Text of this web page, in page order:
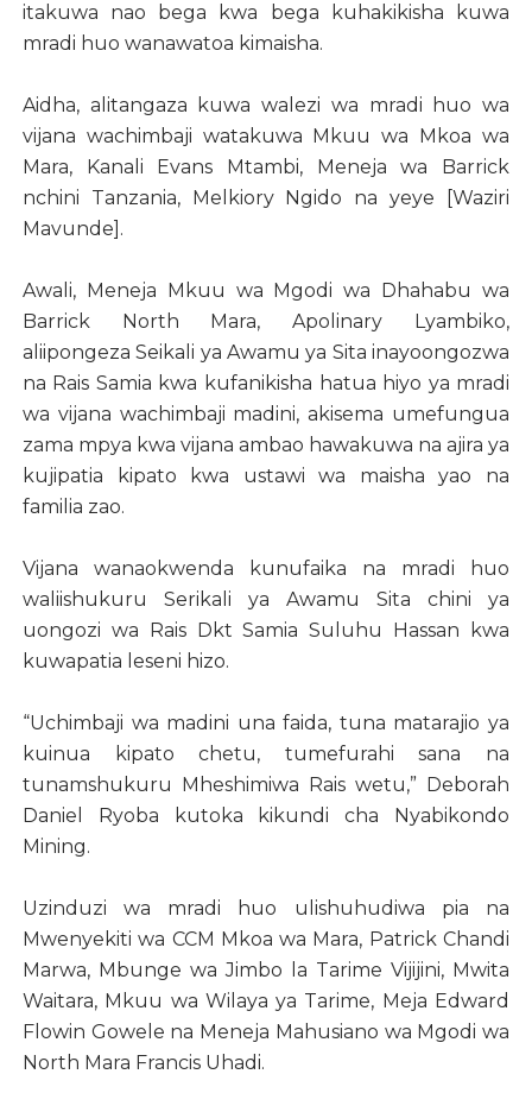
itakuwa nao bega kwa bega kuhakikisha kuwa
mradi huo wanawatoa kimaisha.
Aidha, alitangaza kuwa walezi wa mradi huo wa
vijana wachimbaji watakuwa Mkuu wa Mkoa wa
Mara, Kanali Evans Mtambi, Meneja wa Barrick
nchini Tanzania, Melkiory Ngido na yeye [Waziri
Mavunde].
Awali, Meneja Mkuu wa Mgodi wa Dhahabu wa
Barrick North Mara, Apolinary Lyambiko,
aliipongeza Seikali ya Awamu ya Sita inayoongozwa
na Rais Samia kwa kufanikisha hatua hiyo ya mradi
wa vijana wachimbaji madini, akisema umefungua
zama mpya kwa vijana ambao hawakuwa na ajira ya
kujipatia kipato kwa ustawi wa maisha yao na
familia zao.
Vijana wanaokwenda kunufaika na mradi huo
waliishukuru Serikali ya Awamu Sita chini ya
uongozi wa Rais Dkt Samia Suluhu Hassan kwa
kuwapatia leseni hizo.
“Uchimbaji wa madini una faida, tuna matarajio ya
kuinua kipato chetu, tumefurahi sana na
tunamshukuru Mheshimiwa Rais wetu,” Deborah
Daniel Ryoba kutoka kikundi cha Nyabikondo
Mining.
Uzinduzi wa mradi huo ulishuhudiwa pia na
Mwenyekiti wa CCM Mkoa wa Mara, Patrick Chandi
Marwa, Mbunge wa Jimbo la Tarime Vijijini, Mwita
Waitara, Mkuu wa Wilaya ya Tarime, Meja Edward
Flowin Gowele na Meneja Mahusiano wa Mgodi wa
North Mara Francis Uhadi.